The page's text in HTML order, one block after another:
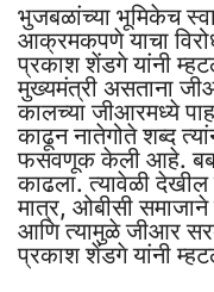
भुजबळांच्या भूमिकेच
आक्रमकपणे याचा
प्रकाश शेंडगे यांनी
मुख्यमंत्री असताना
कालच्या जीआरमध्ये
काढून नातेगोते शब्द
फसवणूक केली आहे.
काढला. त्यावेळी देखील
मात्र, ओबीसी
आणि त्यामुळे जीआर
प्रकाश शेंडगे यांनी